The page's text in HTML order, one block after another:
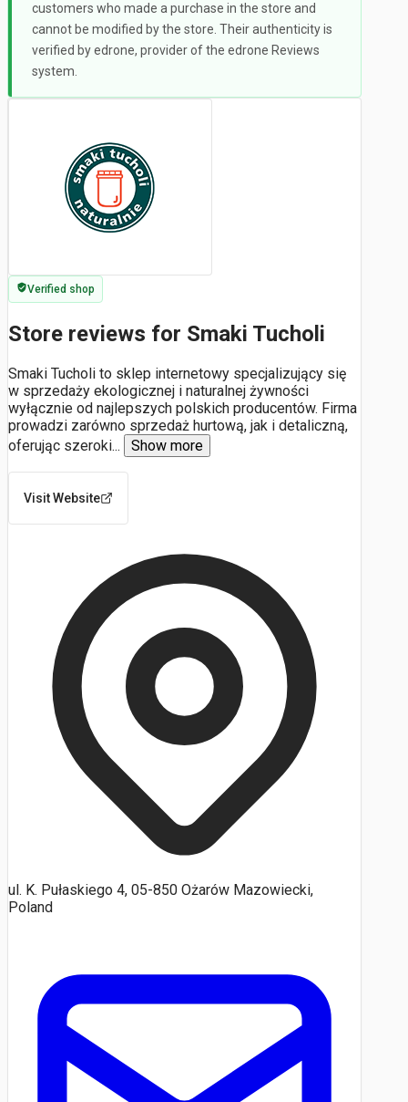
customers who made a purchase in the store and
cannot be modified by the store. Their authenticity is
verified by edrone, provider of the edrone Reviews
system.
Verified shop
Store reviews for Smaki Tucholi
Smaki Tucholi to sklep internetowy specjalizujący się
w sprzedaży ekologicznej i naturalnej żywności
wyłącznie od najlepszych polskich producentów. Firma
prowadzi zarówno sprzedaż hurtową, jak i detaliczną,
oferując szeroki... Show more
Visit Website
ul. K. Pułaskiego 4, 05-850 Ożarów Mazowiecki,
Poland